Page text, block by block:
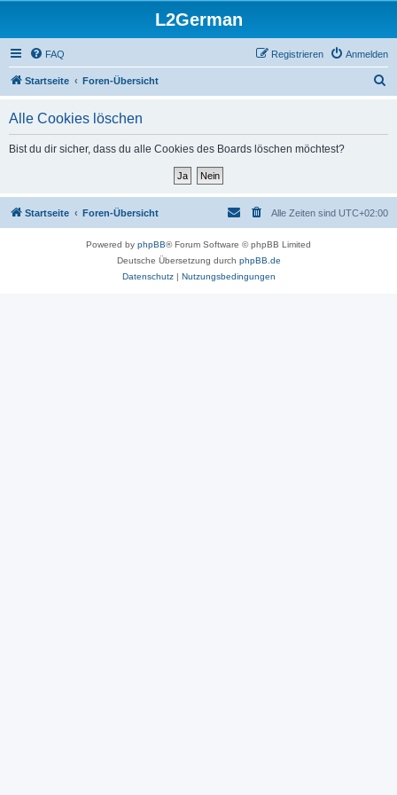
L2German
FAQ Anmelden
Registrieren
Startseite Foren-Übersicht
Alle Cookies löschen
Bist du dir sicher, dass du alle Cookies des Boards löschen möchtest?
Startseite Foren-Übersicht Alle Zeiten sind UTC+02:00
Powered by phpBB® Forum Software © phpBB Limited
Deutsche Übersetzung durch phpBB.de
Datenschutz| Nutzungsbedingungen